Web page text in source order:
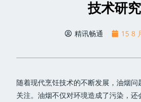
技术研究
精讯畅通 15 8
随着现代烹饪技术的不断发展，油烟问
关注。油烟不仅对环境造成了污染，还